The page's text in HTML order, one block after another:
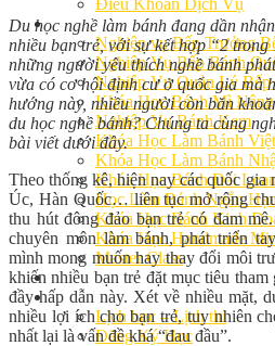
Điều Khoản Dịch Vụ
Học Làm Bánh
Nghiệp vụ Bếp Trưởng
Nghiệp Vụ Bếp Bánh
Nghiệp Vụ Quản Lý Bếp
Khóa Học Bánh Mì
Nghiệp Vụ Bánh Kem
Khóa Học Làm Bánh Việt
Khóa Học Làm Bánh
Khóa Học Bánh Đài
Học Làm Bánh Ngắn
Khóa Học Bánh Kinh
Khóa Học Handmade
Master Class
Chuyên Đề
Khai Giảng
Lịch học – Lịch thi
Đăng Ký Học
Du học nghề làm bánh đang dần
nhiều bạn trẻ, với sự kết hợp “2
những người yêu thích nghề bánh
vừa có cơ hội định cư ở quốc gia mà
hướng này, nhiều người còn băn
du học nghề bánh? Chúng ta cùng
bài viết dưới đây.
Theo thống kê, hiện nay các quốc
Úc, Hàn Quốc… liên tục mở rộng
thu hút đông đảo bạn trẻ có đam
chuyên môn làm bánh, phát triển
mình mong muốn hay thay đổi môi
khiến nhiều bạn trẻ đặt mục tiêu
đầy hấp dẫn này. Xét về nhiều mặt,
nhiều lợi ích cho bạn trẻ, tuy nhiên
nhất lại là vấn đề khá “đau đầu”.